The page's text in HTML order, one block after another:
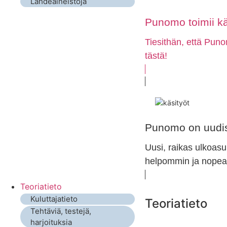
Punomo toimii
Tiesithän, että
tästä!
Punomo on
Uusi, raikas
helpommin ja
Teoriatieto
Kuluttajatieto
Tehtäviä, testejä,
harjoituksia
Teoriatieto